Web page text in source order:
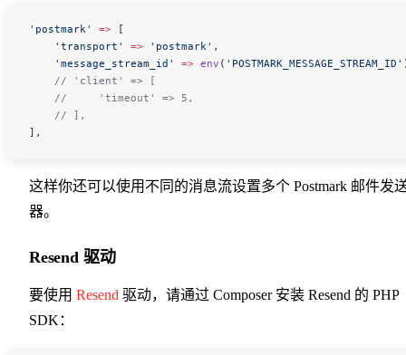
'postmark' => [
    'transport'
=> 'postmark' ,
    'message_stream_id'
=> env ( 'POSTMARK_MESSAGE_STREAM_ID'
    // 'client' => [
    //     'timeout' => 5,
    // ],
],
这样你还可以使用不同的消息流设置多个 Postmark 邮件发
器。
Resend 驱动
要使用 Resend 驱动，请通过 Composer 安装 Resend 的 PHP
SDK：